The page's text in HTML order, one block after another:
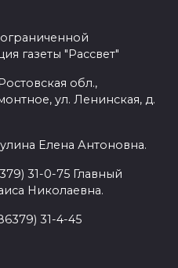
газеты "Рассвет"
обл.,
ул. Ленинская, д.
Елена Антоновна.
31-0-75 Главный
Николаевна.
31-4-45